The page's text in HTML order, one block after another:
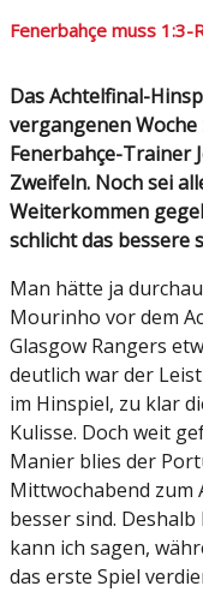
Fenerbahçe muss
Das Achtelfinal-Hinspiel habe seine Mannschaft in der
vergangenen
Fenerbahçe-Trainer
Zweifeln. Noch sei
Weiterkommen
schlicht das bessere
Man hätte ja
Mourinho vor dem
Glasgow Rangers
deutlich war der
im Hinspiel, zu klar
Kulisse. Doch weit
Manier blies der
Mittwochabend zum
besser sind.
kann ich sagen,
das erste Spiel